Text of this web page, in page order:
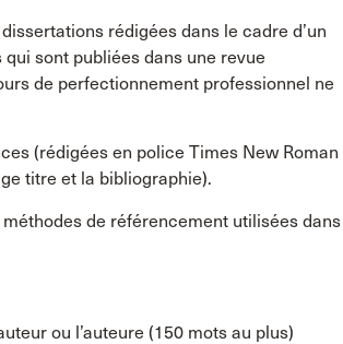
rédigées dans le cadre d’un
sont publiées dans une revue
de perfectionnement professionnel ne
(rédigées en police Times New Roman
titre et la bibliographie).
de référencement utilisées dans
ou l’auteure (150 mots au plus)